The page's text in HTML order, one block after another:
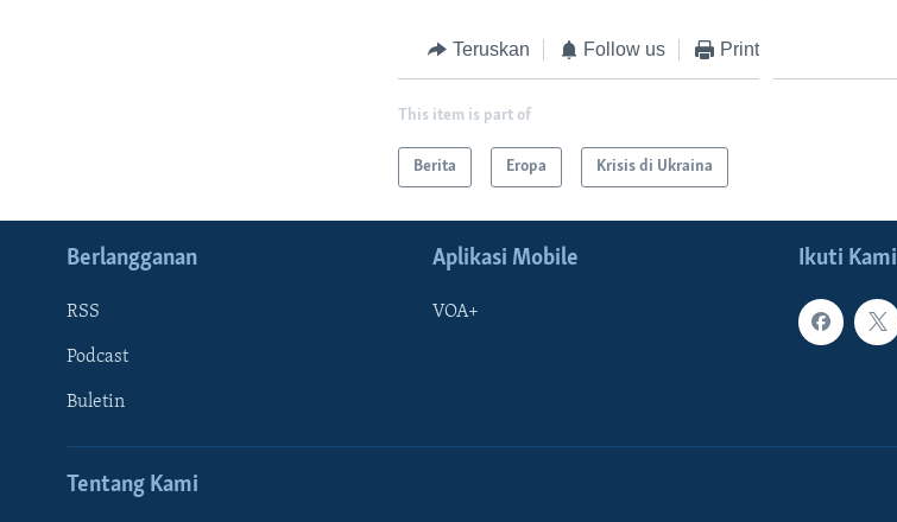
Teruskan Follow us Print
This item is part of
Berita Eropa Krisis di Ukraina
Ikuti Kami
Berlangganan
RSS
Podcast
Buletin
Aplikasi Mobile
VOA+
Tentang Kami